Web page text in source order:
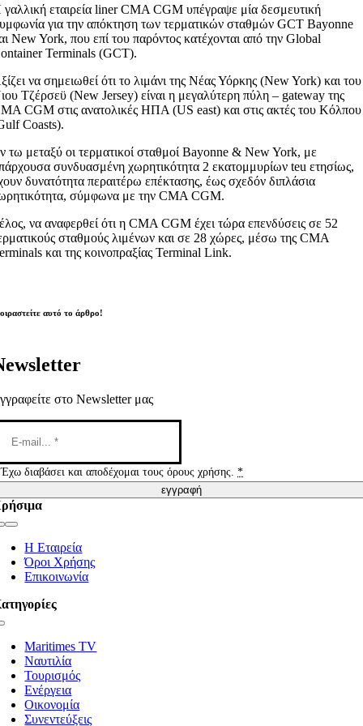
εταιρεία liner CMA CGM υπέγραψε μία δεσμευτική
για την απόκτηση των τερματικών σταθμών GCT Bayonne
New York, που επί του παρόντος κατέχονται από την Global
Terminals (GCT).
να σημειωθεί ότι το λιμάνι της Νέας Υόρκης (New York) και του
Τζέρσεϋ (New Jersey) είναι η μεγαλύτερη πύλη – gateway της
CGM στις ανατολικές ΗΠΑ (US east) και στις ακτές του Κόλπου
Coasts).
τω μεταξύ οι τερματικοί σταθμοί Bayonne & New York, με
συνδυασμένη χωρητικότητα 2 εκατομμυρίων teu ετησίως,
δυνατότητα περαιτέρω επέκτασης, έως σχεδόν διπλάσια
σύμφωνα με την CMA CGM.
να αναφερθεί ότι η CMA CGM έχει τώρα επενδύσεις σε 52
σταθμούς λιμένων και σε 28 χώρες, μέσω της CMA
και της κοινοπραξίας Terminal Link.
αυτό το άρθρο!
στο Newsletter μας
Έχω διαβάσει και αποδέχομαι τους όρους χρήσης.*
εγγραφή
Η Εταιρεία
Όροι Χρήσης
Επικοινωνία
Maritimes TV
Ναυτιλία
Τουρισμός
Ενέργεια
Οικονομία
Συνεντεύξεις